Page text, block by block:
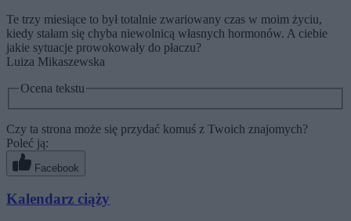
Te trzy miesiące to był totalnie zwariowany czas w moim życiu,
kiedy stałam się chyba niewolnicą własnych hormonów. A ciebie
jakie sytuacje prowokowały do płaczu?
Luiza Mikaszewska
Ocena tekstu
Czy ta strona może się przydać komuś z Twoich znajomych?
Poleć ją:
Facebook
Kalendarz ciąży